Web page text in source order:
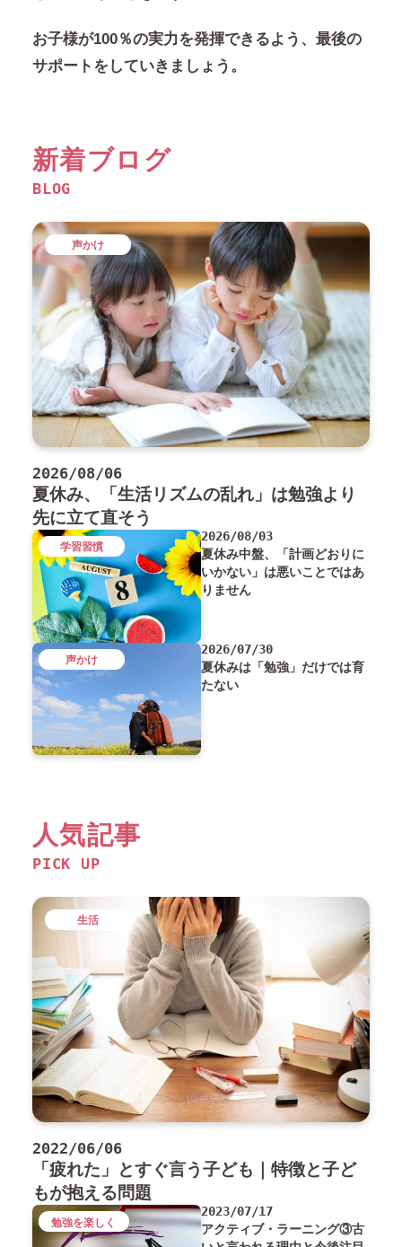
お子様が100％の実力を発揮できるよう、最後の
サポートをしていきましょう。
新着ブログ
BLOG
2026/08/06
夏休み、「生活リズムの乱れ」は勉強より
先に立て直そう
声かけ
2026/08/03
夏休み中盤、「計画どおりに
いかない」は悪いことではあ
りません
学習習慣
2026/07/30
夏休みは「勉強」だけでは育
たない
声かけ
人気記事
PICK UP
2022/06/06
「疲れた」とすぐ言う子ども｜特徴と子ど
もが抱える問題
生活
2023/07/17
アクティブ・ラーニング③古
勉強を楽しく